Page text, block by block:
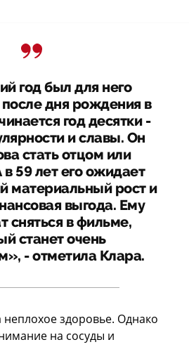
год был для него
дня рождения в
год десятки -
и славы. Он
стать отцом или
59 лет его ожидает
материальный рост и
выгода. Ему
сняться в фильме,
станет очень
- отметила Клара.
здоровье. Однако
на сосуды и